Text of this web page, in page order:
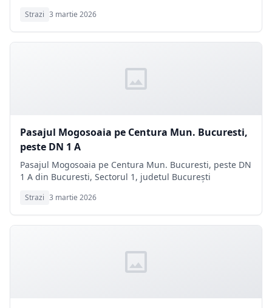
Strazi 3 martie 2026
Pasajul Mogosoaia pe Centura Mun. Bucuresti,
peste DN 1 A
Pasajul Mogosoaia pe Centura Mun. Bucuresti, peste DN
1 A din Bucuresti, Sectorul 1, judetul București
Strazi 3 martie 2026